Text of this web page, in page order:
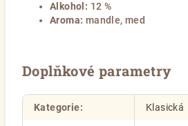
Alkohol: 12 %
Aroma: mandle, med
Doplňkové parametry
Kategorie: Klasická